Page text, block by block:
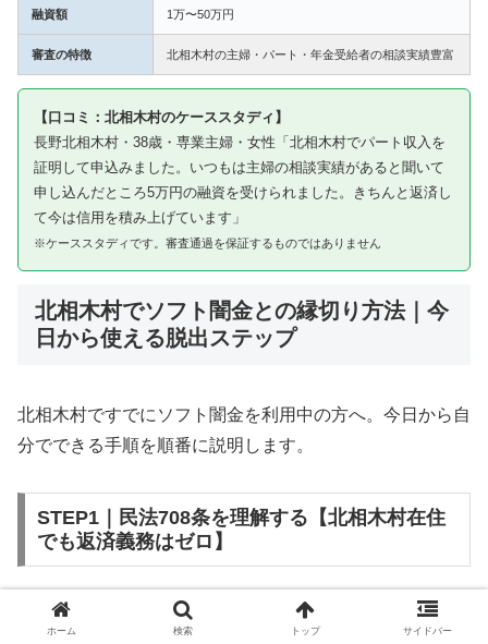
融資額 1万〜50万円
審査の特徴 北相木村の主婦・パート・年金受給者の相談実績豊富
【口コミ：北相木村のケーススタディ】
長野北相木村・38歳・専業主婦・女性「北相木村でパート収入を
証明して申込みました。いつもは主婦の相談実績があると聞いて
申し込んだところ5万円の融資を受けられました。きちんと返済し
て今は信用を積み上げています」
※ケーススタディです。審査通過を保証するものではありません
北相木村でソフト闇金との縁切り方法｜今
日から使える脱出ステップ
北相木村ですでにソフト闇金を利用中の方へ。今日から自
分でできる手順を順番に説明します。
STEP1｜民法708条を理解する【北相木村在住
でも返済義務はゼロ】
ソフト闇金を含む闇金との金銭消費貸借契約は、公序良俗
ホーム 検索 トップ サイドバー